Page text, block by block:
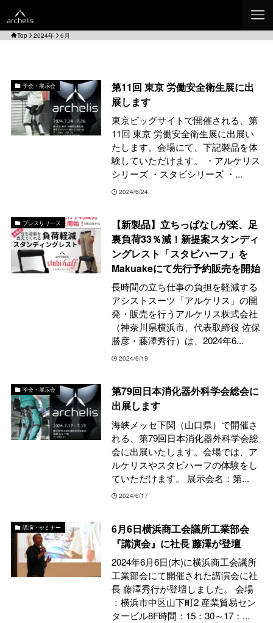
Top 2024年 6月
学会・展示会
第11回 東京 労働安全衛生展に出
展します
東京ビッグサイトで開催される、第
11回 東京 労働安全衛生展に出展い
たします。会場にて、下記製品を体
験していただけます。 ・アルケリス
シリーズ ・スタビシリーズ ・...
2024/6/24
プレスリリース
【新製品】立ちっぱなしが楽、足
裏負荷33％減！新提案スタンディ
ングレスト「スタビハーフ」を
Makuakeにて先行予約販売を開始
長時間の立ち仕事の負担を軽減する
アシストスーツ「アルケリス」の開
発・販売を行うアルケリス株式会社
（神奈川県横浜市、代表取締役 佐保
勝彦・藤澤秀行）は、2024年6...
2024/6/19
学会・展示会
第79回日本消化器外科学会総会に
出展します
海峡メッセ下関（山口県）で開催さ
れる、第79回日本消化器外科学会総
会に出展いたします。会場では、ア
ルケリスやスタビハーフの体験をし
ていただけます。 展示会名：第...
2024/6/17
講演・セミナー
6月6日横浜商工会議所工業部会
『講演会』に社長 藤澤が登壇
2024年6月6日(木)に横浜商工会議所
工業部会にて開催された講演会に社
長 藤澤秀行が登壇しました。 会場
：横浜市中区山下町2 産業貿易セン
タービル8F時間：15：30～17：...